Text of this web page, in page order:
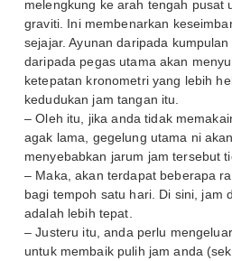
melengkung ke arah tengah pusat
graviti. Ini membenarkan
sejajar. Ayunan daripada
daripada pegas utama akan
ketepatan kronometri yang lebih
kedudukan jam tangan itu.
– Oleh itu, jika anda tidak
agak lama, gegelung utama ni
menyebabkan jarum jam tersebut
– Maka, akan terdapat beberapa
bagi tempoh satu hari. Di sini, jam
adalah lebih tepat.
– Justeru itu, anda perlu
untuk membaik pulih jam anda